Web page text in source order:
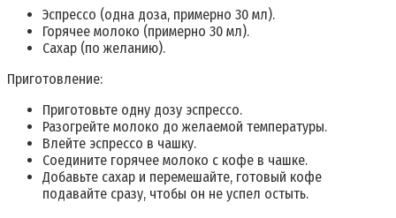
Эспрессо (одна доза, примерно 30 мл).
Горячее молоко (примерно 30 мл).
Сахар (по желанию).
Приготовление:
Приготовьте одну дозу эспрессо.
Разогрейте молоко до желаемой температуры.
Влейте эспрессо в чашку.
Соедините горячее молоко с кофе в чашке.
Добавьте сахар и перемешайте, готовый кофе
подавайте сразу, чтобы он не успел остыть.